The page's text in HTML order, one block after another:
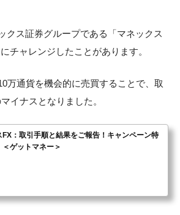
クス証券グループである「マネックス
チャレンジしたことがあります。
万通貨を機会的に売買することで、取
イナスとなりました。
FX：取引手順と結果をご報告！キャンペーン特
ゲットマネー＞